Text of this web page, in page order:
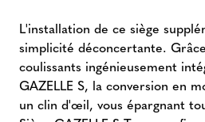
L'installation de ce siège
simplicité déconcertante.
coulissants ingénieusement
GAZELLE S, la conversion en
un clin d'œil, vous épargnant